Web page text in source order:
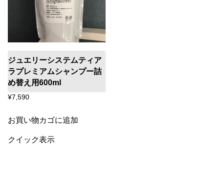
ジュエリーシステムティア
ラプレミアムシャンプー詰
め替え用600ml
¥7,590
お買い物カゴに追加
クイック表示